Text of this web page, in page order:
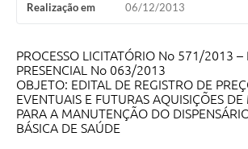
Realização em 06/12/2013
PROCESSO LICITATÓRIO No 571/2013 –
PRESENCIAL No 063/2013
OBJETO: EDITAL DE REGISTRO DE
EVENTUAIS E FUTURAS AQUISIÇÕES
PARA A MANUTENÇÃO DO
BÁSICA DE SAÚDE